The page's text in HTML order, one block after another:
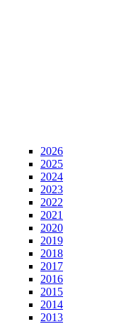
2026
2025
2024
2023
2022
2021
2020
2019
2018
2017
2016
2015
2014
2013